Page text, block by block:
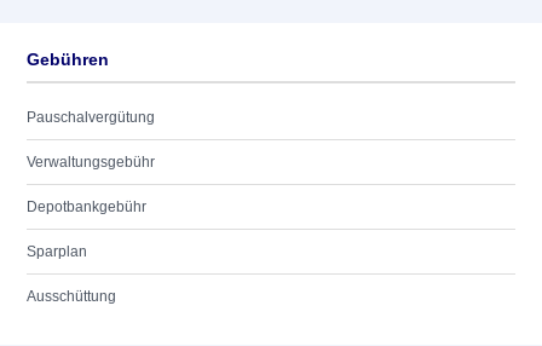
Gebühren
Pauschalvergütung
Verwaltungsgebühr
Depotbankgebühr
Sparplan
Ausschüttung